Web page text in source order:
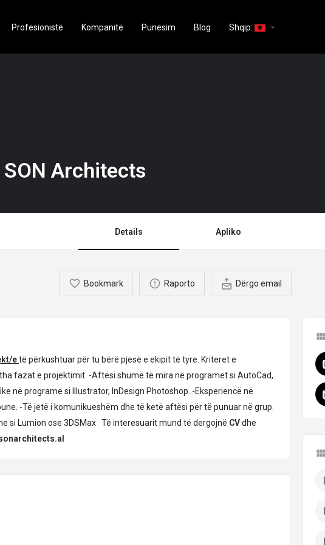
Profesionistë Kompanitë Punësim Blog Shqip: arrow_drop_down
Architects
Details Apliko
Bookmark Raporto Dërgo email
etë përkushtuar për tu bërë pjesë e ekipit të tyre. Kriteret e
fazat e projektimit. -Aftësi shumë të mira në programet si AutoCad,
në programe si Illustrator, InDesign Photoshop. -Eksperiencë në
-Të jetë i komunikueshëm dhe të ketë aftësi për të punuar në grup.
si Lumion ose 3DSMax Të interesuarit mund të dergojnë CVdhe